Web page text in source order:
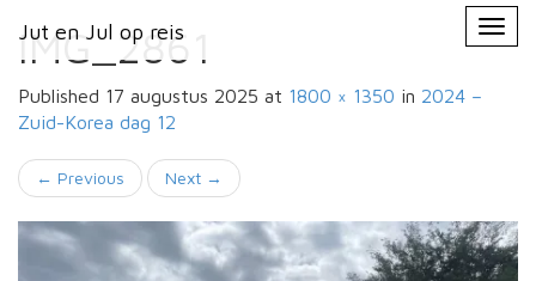
Jut en Jul op reis
Primary
Menu
Jut en Jul op reis
IMG_2861
Published 17 augustus 2025 at 1800 × 1350 in 2024 –
Zuid-Korea dag 12
← Previous Next →